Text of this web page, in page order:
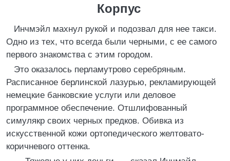
Корпус
Инчмэйл махнул рукой и подозвал для нее такси.
Одно из тех, что всегда были черными, с ее самого
первого знакомства с этим городом.
Это оказалось перламутрово серебряным.
Расписанное берлинской лазурью, рекламирующей
немецкие банковские услуги или деловое
программное обеспечение. Отшлифованный
симулякр своих черных предков. Обивка из
искусственной кожи ортопедического желтовато-
коричневого оттенка.